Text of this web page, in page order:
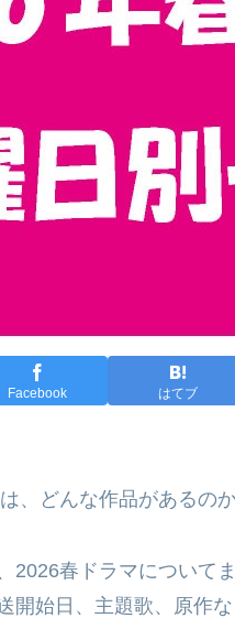
Facebook はてブ
、どんな作品があるの
2026春ドラマについてま
開始日、主題歌、原作